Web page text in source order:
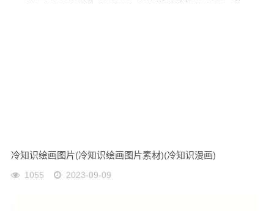
冷知识绘画图片(冷知识绘画图片素材)(冷知识漫画)
1055 2023-09-09